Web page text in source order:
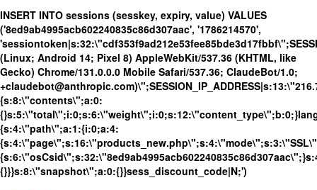
INSERT INTO sessions (sesskey, expiry, value) VALUES
('8ed9ab4995acb602240835c86d307aac', '1786214570',
(Linux; Android 14; Pixel 8) AppleWebKit/537.36 (KHTML, like
Gecko) Chrome/131.0.0.0 Mobile Safari/537.36; ClaudeBot/1.0;
{s:8:\"contents\";a:0:
{s:4:\"path\";a:1:{i:0;a:4:
{}}}s:8:\"snapshot\";a:0:{}}sess_discount_code|N;')